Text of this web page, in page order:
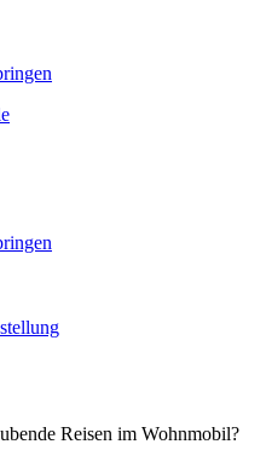
Reisen im Wohnmobil?